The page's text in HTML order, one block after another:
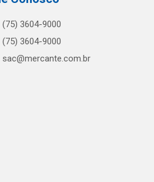
(75) 3604-9000
(75) 3604-9000
sac@mercante.com.br